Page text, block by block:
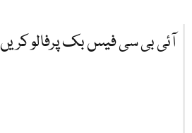
آئی بی سی فیس بک پرفالو کریں